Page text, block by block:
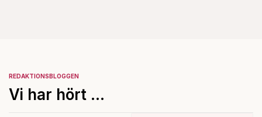
REDAKTIONSBLOGGEN
Vi har hört …